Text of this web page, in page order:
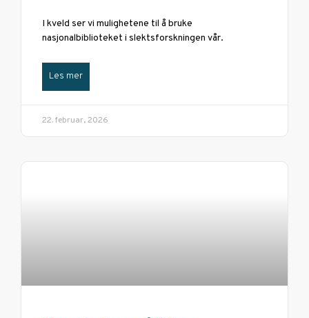
I kveld ser vi mulighetene til å bruke
nasjonalbiblioteket i slektsforskningen vår.
Les mer
22. februar, 2026